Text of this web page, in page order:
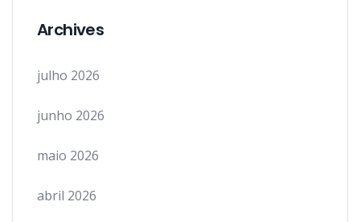
Archives
julho 2026
junho 2026
maio 2026
abril 2026